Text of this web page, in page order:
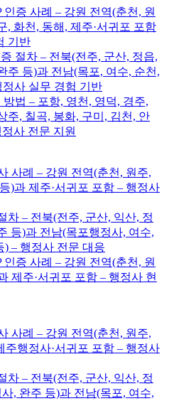
인증 사례 – 강원 전역(춘천, 원
, 화천, 동해, 제주·서귀포 포함
기반
절차 – 전북(전주, 군산, 정읍,
주 등)과 전남(목포, 여수, 순천,
정사 실무 경험 기반
법 – 포항, 영천, 영덕, 경주,
주, 칠곡, 봉화, 구미, 김천, 안
사 전문 지원
사례 – 강원 전역(춘천, 원주,
)과 제주·서귀포 포함 – 행정사
차 – 전북(전주, 군산, 익산, 정
등)과 전남(목포행정사, 여수,
) – 행정사 전문 대응
인증 사례 – 강원 전역(춘천, 원
제주·서귀포 포함 – 행정사 현
사례 – 강원 전역(춘천, 원주,
주행정사·서귀포 포함 – 행정사
차 – 전북(전주, 군산, 익산, 정
, 완주 등)과 전남(목포, 여수,